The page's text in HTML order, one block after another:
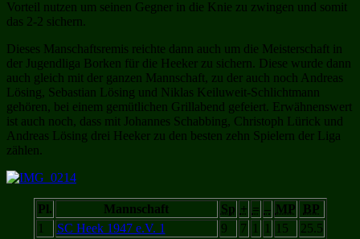
Vorteil nutzen um seinen Gegner in die Knie zu zwingen und somit
das 2-2 sichern.
Dieses Manschaftsremis reichte dann auch um die Meisterschaft in
der Jugendliga Borken für die Heeker zu sichern. Diese wurde dann
auch gleich mit der ganzen Mannschaft, zu der auch noch Andreas
Lösing, Sebastian Lösing und Niklas Keiluweit-Schlichtmann
gehören, bei einem gemütlichen Grillabend gefeiert. Erwähnenswert
ist auch noch, dass mit Johannes Schabbing, Christoph Lürick und
Andreas Lösing drei Heeker zu den besten zehn Spielern der Liga
zählen.
Pl. Mannschaft Sp + = – MP
BP
1
SC Heek 1947 e.V. 1 9 7 1 1 15
25.5